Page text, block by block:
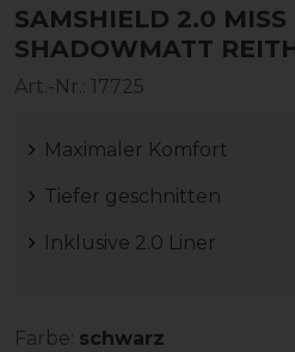
SAMSHIELD 2.0 MISS
SHADOWMATT
Art.-Nr.: 17725
Maximaler Komfort
Tiefer geschnitten
Inklusive 2.0 Liner
Farbe: schwarz